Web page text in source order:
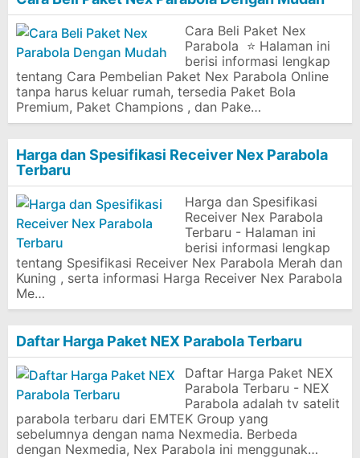
Cara Beli Paket Nex
Parabola ⭐ Halaman ini
berisi informasi lengkap
tentang Cara Pembelian Paket Nex Parabola Online
tanpa harus keluar rumah, tersedia Paket Bola
Premium, Paket Champions , dan Pake…
Harga dan Spesifikasi Receiver Nex Parabola
Terbaru
Harga dan Spesifikasi
Receiver Nex Parabola
Terbaru - Halaman ini
berisi informasi lengkap
tentang Spesifikasi Receiver Nex Parabola Merah dan
Kuning , serta informasi Harga Receiver Nex Parabola
Me…
Daftar Harga Paket NEX Parabola Terbaru
Daftar Harga Paket NEX
Parabola Terbaru - NEX
Parabola adalah tv satelit
parabola terbaru dari EMTEK Group yang
sebelumnya dengan nama Nexmedia. Berbeda
dengan Nexmedia, Nex Parabola ini menggunak…